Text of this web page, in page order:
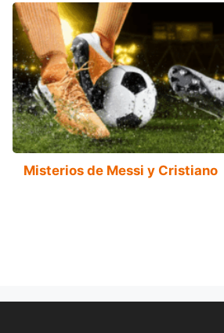
Misterios de Messi y Cristiano